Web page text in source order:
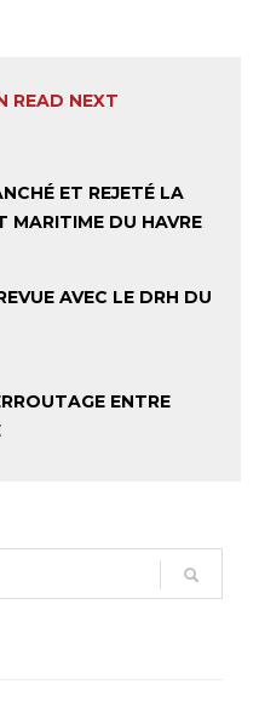
READ NEXT
ET REJETÉ LA
MARITIME DU HAVRE
AVEC LE DRH DU
ENTRE